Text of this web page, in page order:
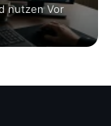
nutzen Vor